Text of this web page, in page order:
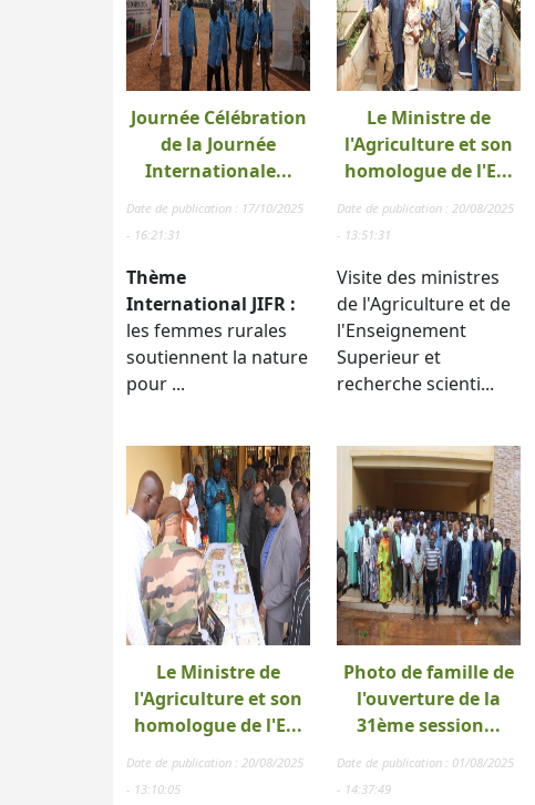
Journée Célébration
de la Journée
Internationale...
Date de publication : 17/10/2025
- 16:21:31
Thème
International JIFR :
les femmes rurales
soutiennent la nature
pour ...
Le Ministre de
l'Agriculture et son
homologue de l'E...
Date de publication : 20/08/2025
- 13:51:31
Visite des ministres
de l'Agriculture et de
l'Enseignement
Superieur et
recherche scienti...
Le Ministre de
l'Agriculture et son
homologue de l'E...
Date de publication : 20/08/2025
- 13:10:05
Photo de famille de
l'ouverture de la
31ème session...
Date de publication : 01/08/2025
- 14:37:49